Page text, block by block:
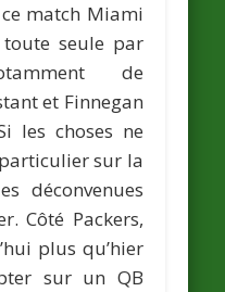
match Miami
seule par
de
et Finnegan
les choses ne
sur la
déconvenues
Côté Packers,
plus qu’hier
sur un QB